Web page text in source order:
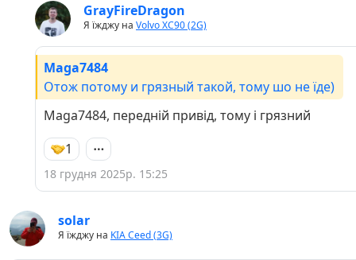
GrayFireDragon
Я їжджу на Volvo XC90 (2G)
Maga7484
Отож потому и грязный такой, тому шо не їде)
Maga7484, передній привід, тому і грязний
1
18 грудня 2025р. 15:25
solar
Я їжджу на KIA Ceed (3G)